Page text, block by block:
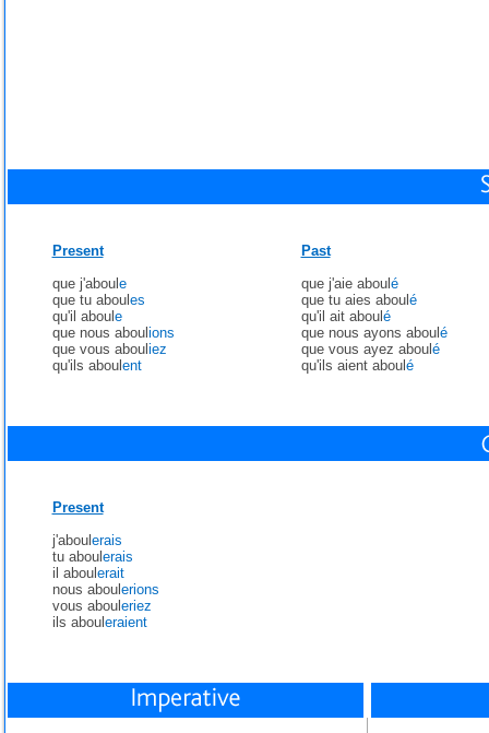
Present
que j'aboul e
que tu aboul es
qu'il aboul e
que nous aboul ions
que vous aboul iez
qu'ils aboul ent
Past
que j'aie aboul é
que tu aies aboul é
qu'il ait aboul é
que nous ayons aboul é
que vous ayez aboul é
qu'ils aient aboul é
Present
j'aboul erais
tu aboul erais
il aboul erait
nous aboul erions
vous aboul eriez
ils aboul eraient